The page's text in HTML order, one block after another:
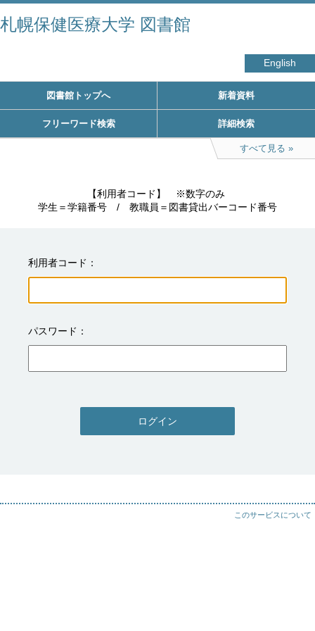
札幌保健医療大学 図書館
English
図書館トップへ 新着資料
フリーワード検索 詳細検索
すべて見る
【利用者コード】　※数字のみ
学生＝学籍番号　/　教職員＝図書貸出バーコード番号
利用者コード
パスワード
ログイン
このサービスについて